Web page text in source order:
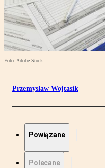
Foto: Adobe Stock
Przemysław Wojtasik
Powiązane
Polecane